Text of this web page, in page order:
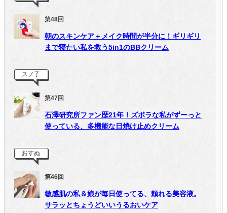
第48回
朝のスキンケア＋メイク時間が半分に！ギリギリ
まで寝たい私を救う5in1のBBクリーム
スノ子
第47回
石澤研究所ファン歴21年！ズボラな私がずーっと
使っている、多機能な日焼け止めクリーム
おすぬ
第46回
敏感肌の私＆娘が毎日使ってる、頼れる美容液。
サラッとちょうどいいうるおいケア